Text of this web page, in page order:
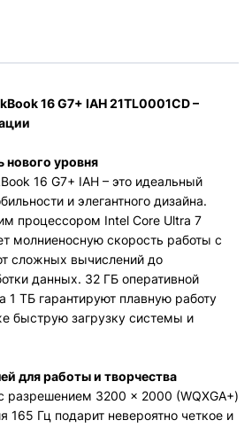
16 G7+ IAH 21TL0001CD –
нового уровня
16 G7+ IAH – это идеальный
и элегантного дизайна.
процессором Intel Core Ultra 7
молниеносную скорость работы с
сложных вычислений до
данных. 32 ГБ оперативной
1 ТБ гарантируют плавную работу
быструю загрузку системы и
для работы и творчества
3200 × 2000 (WQXGA+)
165 Гц подарит невероятно четкое и